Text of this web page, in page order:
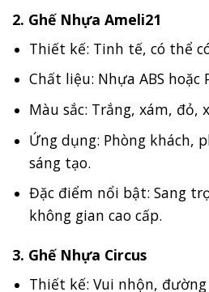
2. Ghế Nhựa Ameli21
Thiết kế: Tinh tế, có thể
Chất liệu: Nhựa ABS hoặc
Màu sắc: Trắng, xám, đỏ,
Ứng dụng: Phòng khách,
sáng tạo.
Đặc điểm nổi bật: Sang
không gian cao cấp.
3. Ghế Nhựa Circus
Thiết kế: Vui nhộn,